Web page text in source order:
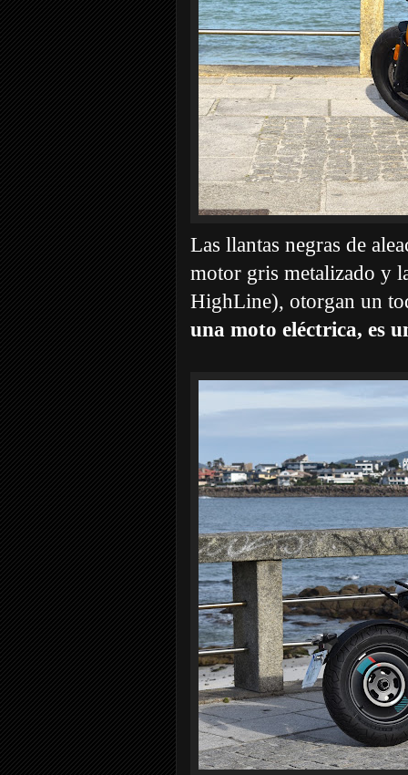
Las llantas negras de
motor gris metalizado y
HighLine), otorgan un
una moto eléctrica, es